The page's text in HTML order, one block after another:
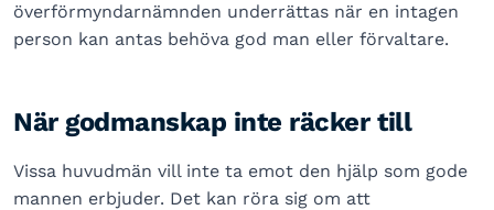
överförmyndarnämnden underrättas när en intagen
person kan antas behöva god man eller förvaltare.
När godmanskap inte räcker till
Vissa huvudmän vill inte ta emot den hjälp som gode
mannen erbjuder. Det kan röra sig om att